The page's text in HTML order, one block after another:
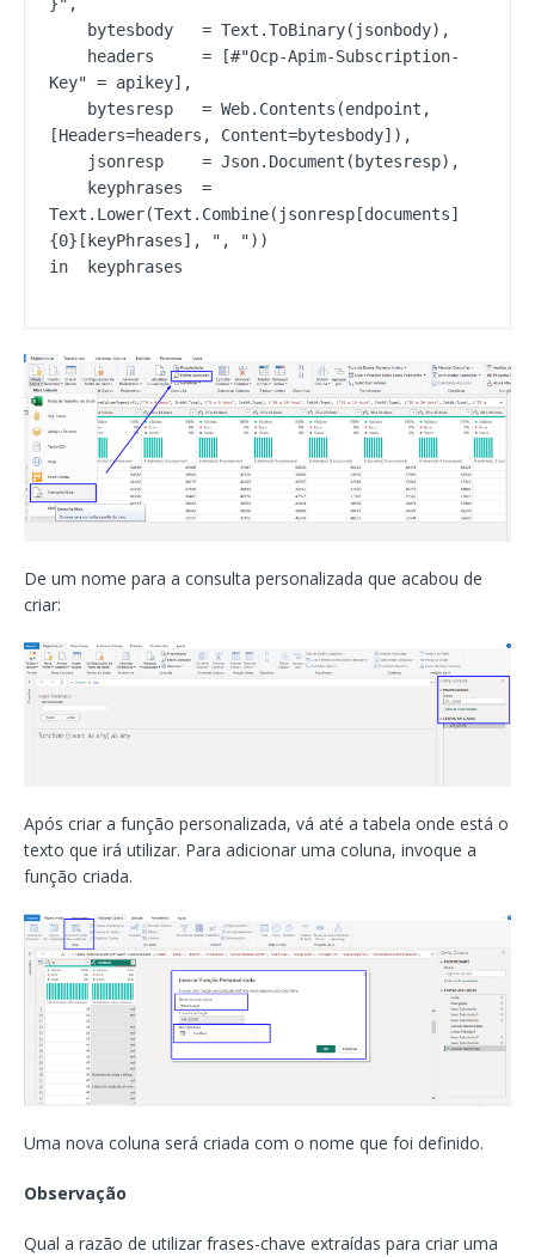
Key" = apikey],
[Headers=headers, Content=bytesbody]),
Text.Lower(Text.Combine(jsonresp[documents]
{0}[keyPhrases], ", "))
in  keyphrases
De um nome para a consulta personalizada que acabou de
criar:
Após criar a função personalizada, vá até a tabela onde está o
texto que irá utilizar. Para adicionar uma coluna, invoque a
função criada.
Uma nova coluna será criada com o nome que foi definido.
Observação
Qual a razão de utilizar frases-chave extraídas para criar uma